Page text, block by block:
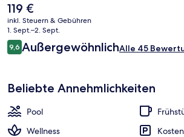
Der
aktuelle
Preis
beträgt
119 €.
119 €
inkl. Steuern & Gebühren
1. Sept.–2. Sept.
Bewertungen
9,69,6 von 10.
AußergewöhnlichAlle 45
Beliebte Annehmlichkeiten
Pool
Wellness